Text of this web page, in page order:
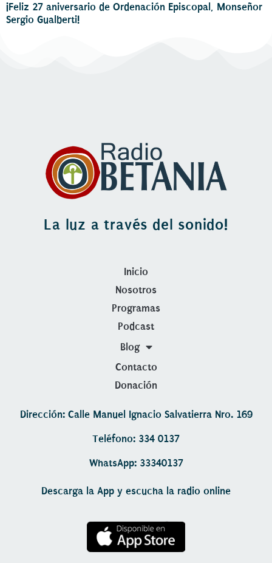
¡Feliz 27 aniversario de Ordenación Episcopal, Monseñor
Sergio Gualberti!
La luz a través del sonido!
Inicio
Nosotros
Programas
Podcast
Blog
Contacto
Donación
Dirección: Calle Manuel Ignacio Salvatierra Nro. 169
Teléfono: 334 0137
WhatsApp: 33340137
Descarga la App y escucha la radio online